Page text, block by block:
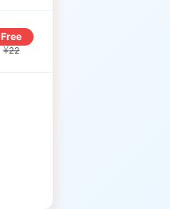
Free
¥22